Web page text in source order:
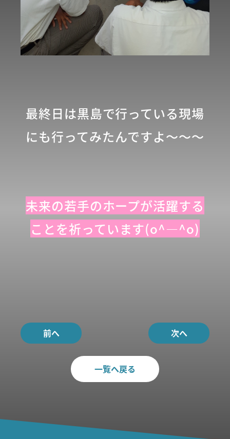
最終日は黒島で行っている現場
にも行ってみたんですよ～～～
未来の若手のホープが活躍する
ことを祈っています(o^―^o)
前へ 次へ
一覧へ戻る